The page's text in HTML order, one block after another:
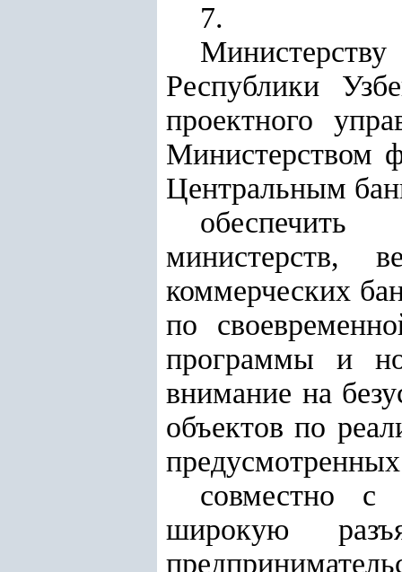
7.
Министерству
Республики
проектного
Министерством
Центральным
министерств,
коммерческих
по
программы и
внимание на
объектов по
совместно с
широкую